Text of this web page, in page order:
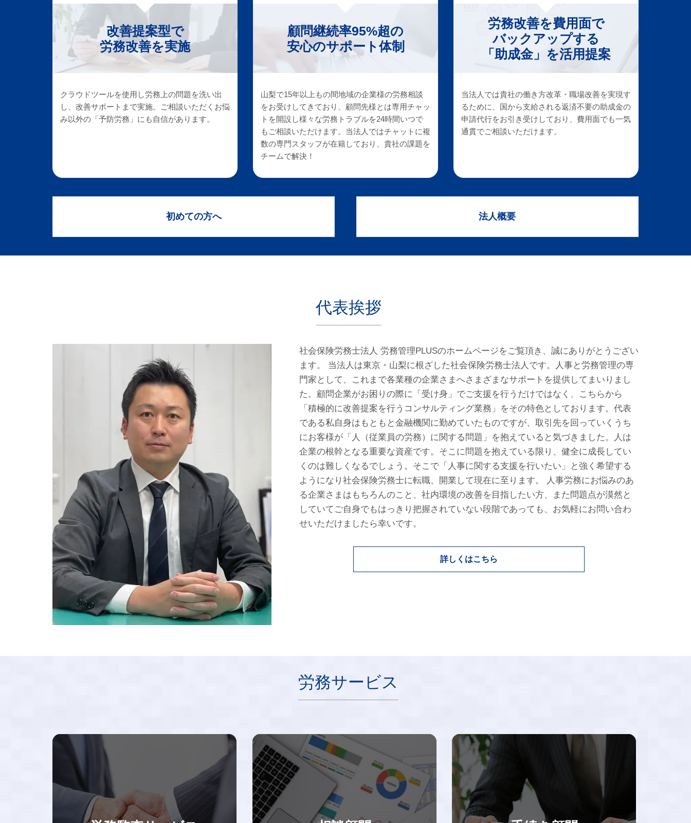
改善提案型で
労務改善を実施
クラウドツールを使用し労務上の問題を洗い出
し、改善サポートまで実施。ご相談いただくお悩
み以外の「予防労務」にも自信があります。
顧問継続率95%超の
安心のサポート体制
山梨で15年以上もの間地域の企業様の労務相談
をお受けしてきており、顧問先様とは専用チャッ
トを開設し様々な労務トラブルを24時間いつで
もご相談いただけます。当法人ではチャットに複
数の専門スタッフが在籍しており、貴社の課題を
チームで解決！
労務改善を費用面で
バックアップする
「助成金」を活用提案
当法人では貴社の働き方改革・職場改善を実現す
るために、国から支給される返済不要の助成金の
申請代行をお引き受けしており、費用面でも一気
通貫でご相談いただけます。
初めての方へ 法人概要
代表挨拶
社会保険労務士法人 労務管理PLUSのホームページをご覧頂き、誠にありがとうござい
ます。 当法人は東京・山梨に根ざした社会保険労務士法人です。人事と労務管理の専
門家として、これまで各業種の企業さまへさまざまなサポートを提供してまいりまし
た。顧問企業がお困りの際に「受け身」でご支援を行うだけではなく、こちらから
「積極的に改善提案を行うコンサルティング業務」をその特色としております。代表
である私自身はもともと金融機関に勤めていたものですが、取引先を回っていくうち
にお客様が「人（従業員の労務）に関する問題」を抱えていると気づきました。人は
企業の根幹となる重要な資産です。そこに問題を抱えている限り、健全に成長してい
くのは難しくなるでしょう。そこで「人事に関する支援を行いたい」と強く希望する
ようになり社会保険労務士に転職、開業して現在に至ります。 人事労務にお悩みのあ
る企業さまはもちろんのこと、社内環境の改善を目指したい方、また問題点が漠然と
していてご自身でもはっきり把握されていない段階であっても、お気軽にお問い合わ
せいただけましたら幸いです。
詳しくはこちら
労務サービス